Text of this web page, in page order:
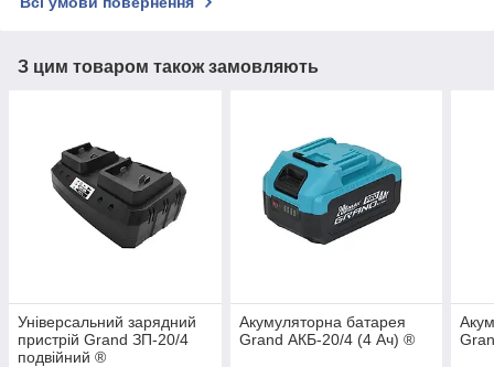
З цим товаром також замовляють
Універсальний зарядний
пристрій Grand ЗП-20/4
подвійний ®
Акумуляторна батарея
Grand АКБ-20/4 (4 Ач) ®